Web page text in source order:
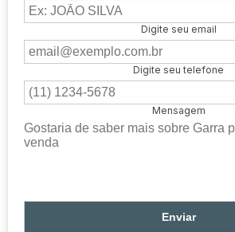
Digite seu email
Digite seu telefone
Mensagem